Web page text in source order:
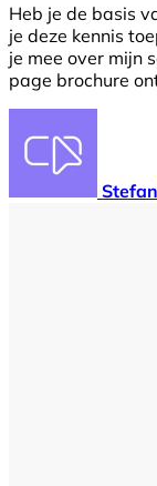
Heb je de basis
je deze kennis
je mee over mijn
page brochure